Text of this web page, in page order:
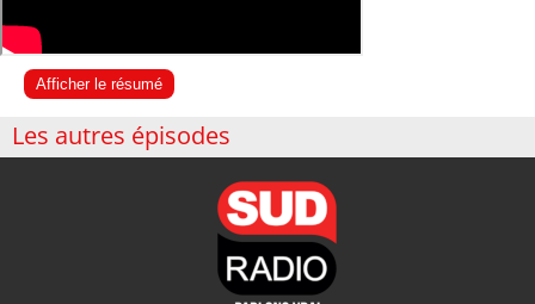
Afficher le résumé
Les autres épisodes